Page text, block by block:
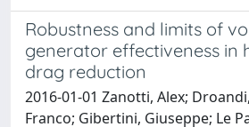
Robustness and limits of
generator effectiveness in
drag reduction
2016-01-01 Zanotti, Alex;
Franco; Gibertini, Giuseppe; Le